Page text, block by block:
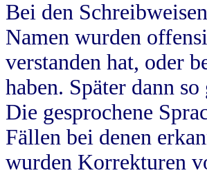
Bei den
Namen wurden
verstanden hat, oder
haben. Später dann
Die gesprochene
Fällen bei denen
wurden Korrekturen